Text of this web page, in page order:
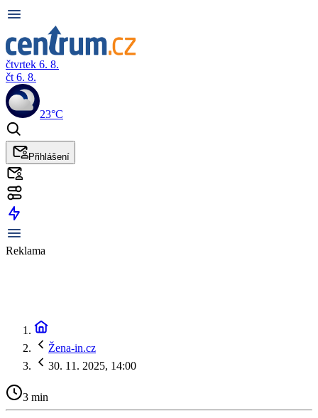
čtvrtek 6. 8.
čt 6. 8.
23°C
Přihlášení
Reklama
Žena-in.cz
30. 11. 2025, 14:00
3 min